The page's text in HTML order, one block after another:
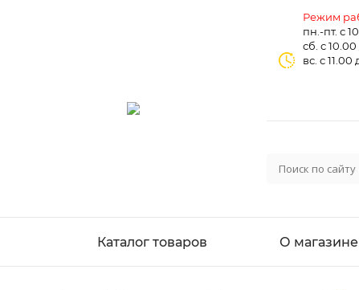
Режим
пн.-пт. с
сб. с
вс. с 11.00
Каталог товаров О магазине